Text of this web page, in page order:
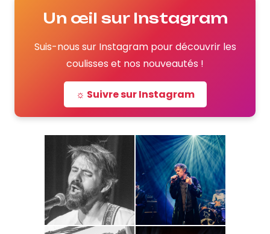
Un œil sur Instagram
Suis-nous sur Instagram pour découvrir les
coulisses et nos nouveautés !
☼ Suivre sur Instagram